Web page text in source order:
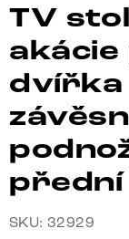
TV
dvířka
přední
SKU: 32929